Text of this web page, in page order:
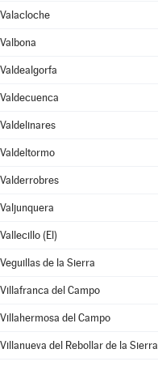
Valacloche
Valbona
Valdealgorfa
Valdecuenca
Valdelinares
Valdeltormo
Valderrobres
Valjunquera
Vallecillo (El)
Veguillas de la Sierra
Villafranca del Campo
Villahermosa del Campo
Villanueva del Rebollar de la Sierra